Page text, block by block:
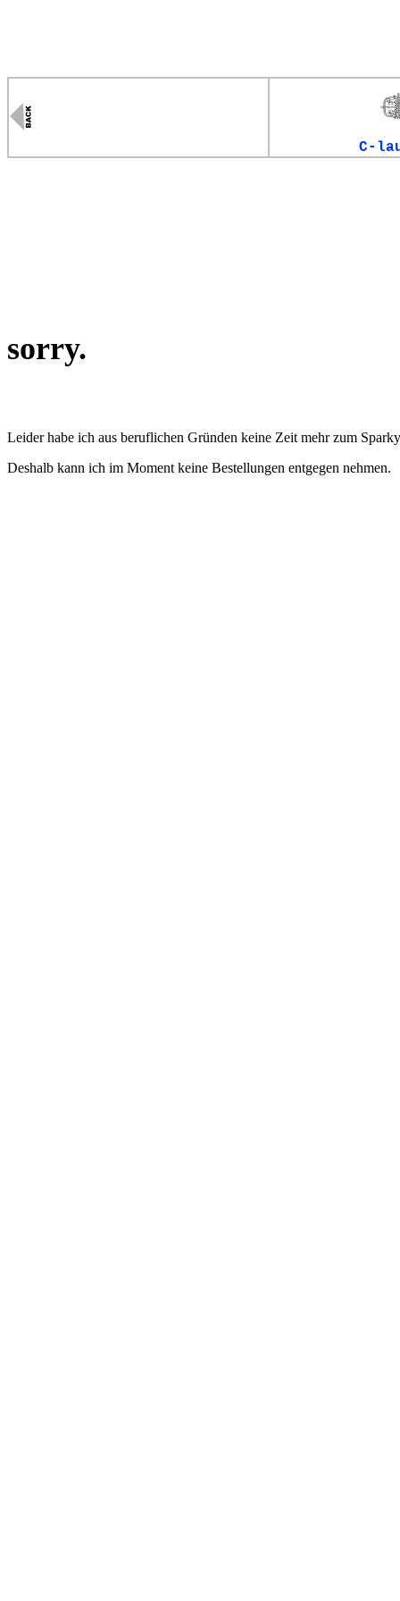
C-
sorry.
Leider habe ich aus beruflichen Gründen keine Zeit mehr zum
Deshalb kann ich im Moment keine Bestellungen entgegen nehmen.